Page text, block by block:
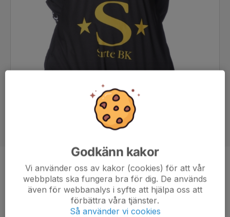
Position
Målvakt
Ålder
20 år
Godkänn kakor
Vi använder oss av kakor (cookies) för att vår
webbplats ska fungera bra för dig. De används
även för webbanalys i syfte att hjälpa oss att
förbättra våra tjänster.
Så använder vi cookies